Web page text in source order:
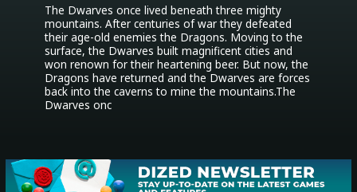
The Dwarves once lived beneath three mighty
mountains. After centuries of war they defeated
their age-old enemies the Dragons. Moving to the
surface, the Dwarves built magnificent cities and
won renown for their heartening beer. But now, the
Dragons have returned and the Dwarves are forces
back into the caverns to mine the mountains.The
Dwarves onc